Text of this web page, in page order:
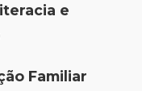
e
Familiar